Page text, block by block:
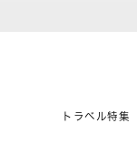
トラベル特集